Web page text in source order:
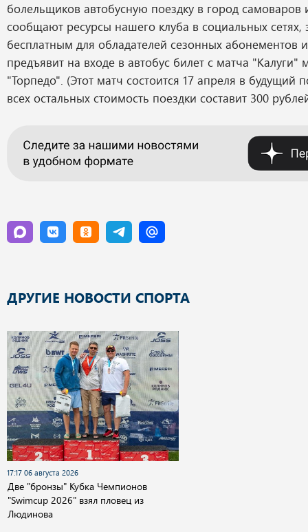
болельщиков автобусную поездку в город самоваров
сообщают ресурсы нашего клуба в социальных сетях,
бесплатным для обладателей сезонных абонементов и
предъявит на входе в автобус билет с матча "Калуги"
"Торпедо". (Этот матч состоится 17 апреля в будущий
всех остальных стоимость поездки составит 300
ДРУГИЕ НОВОСТИ СПОРТА
17:17 06 августа 2026
Две "бронзы" Кубка Чемпионов
"Swimcup 2026" взял пловец из
Людинова